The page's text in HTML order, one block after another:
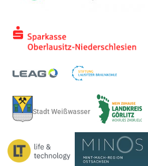
Stadt Weißwasser